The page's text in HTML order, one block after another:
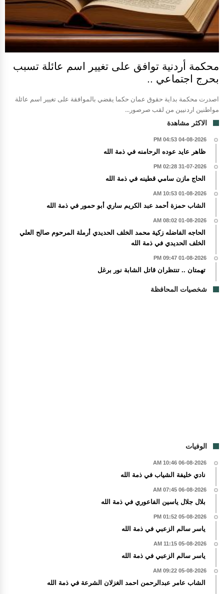
محكمة أردنية توافق على تغيير اسم عائلة تسبب
بحرج اجتماعي ..
اصدرت محكمة بداية حقوق عمان حكما يقضي بالموافقة على تغيير اسم عائلة
مواطنين اردنيين من لقب صرصور...
الاكثر مشاهدة
04-08-2026 04:53 PM
ظاهر عايد عوده الرحامنه في ذمة الله
31-07-2026 02:28 PM
الحاج مازن سامي قطينه في ذمة الله
01-08-2026 10:53 AM
الشاب حمزة أحمد عبد الكريم ساري أبو حمور في ذمة الله
01-08-2026 08:02 AM
الحاجه الفاضله زكية محمد الخلف الحديدي أرملة المرحوم صالح العلي
الخلف الحديدي في ذمة الله
01-08-2026 09:47 PM
تهمتان .. تنتظران قاتل الشابة نور برغل
شخصيات المحافظة
الوفيات
06-08-2026 10:46 AM
نادي خليفة الشياب في ذمة الله
06-08-2026 07:45 AM
بلال جلال ياسين الفاعوري في ذمة الله
05-08-2026 01:52 PM
ياسر سالم الزعبي في ذمة الله
05-08-2026 11:15 AM
ياسر سالم الزعبي في ذمة الله
05-08-2026 09:22 AM
الشاب عامر عبدالرحمن احمد الغزلان الشرعة في ذمة الله